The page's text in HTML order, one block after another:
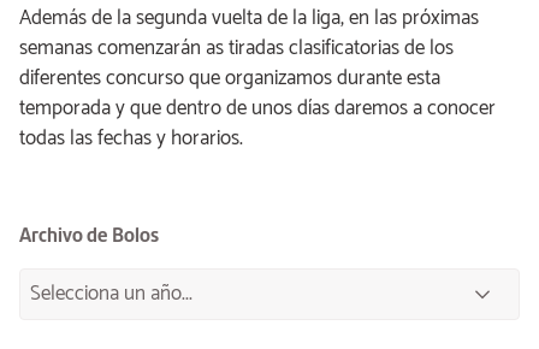
Además de la segunda vuelta de la liga, en las próximas
semanas comenzarán as tiradas clasificatorias de los
diferentes concurso que organizamos durante esta
temporada y que dentro de unos días daremos a conocer
todas las fechas y horarios.
Archivo de Bolos